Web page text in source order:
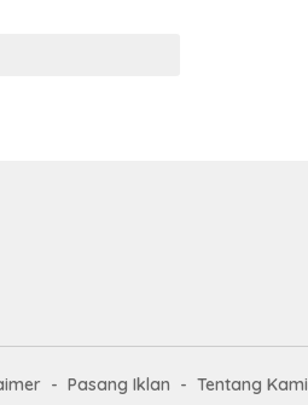
Pasang Iklan
Tentang Kami